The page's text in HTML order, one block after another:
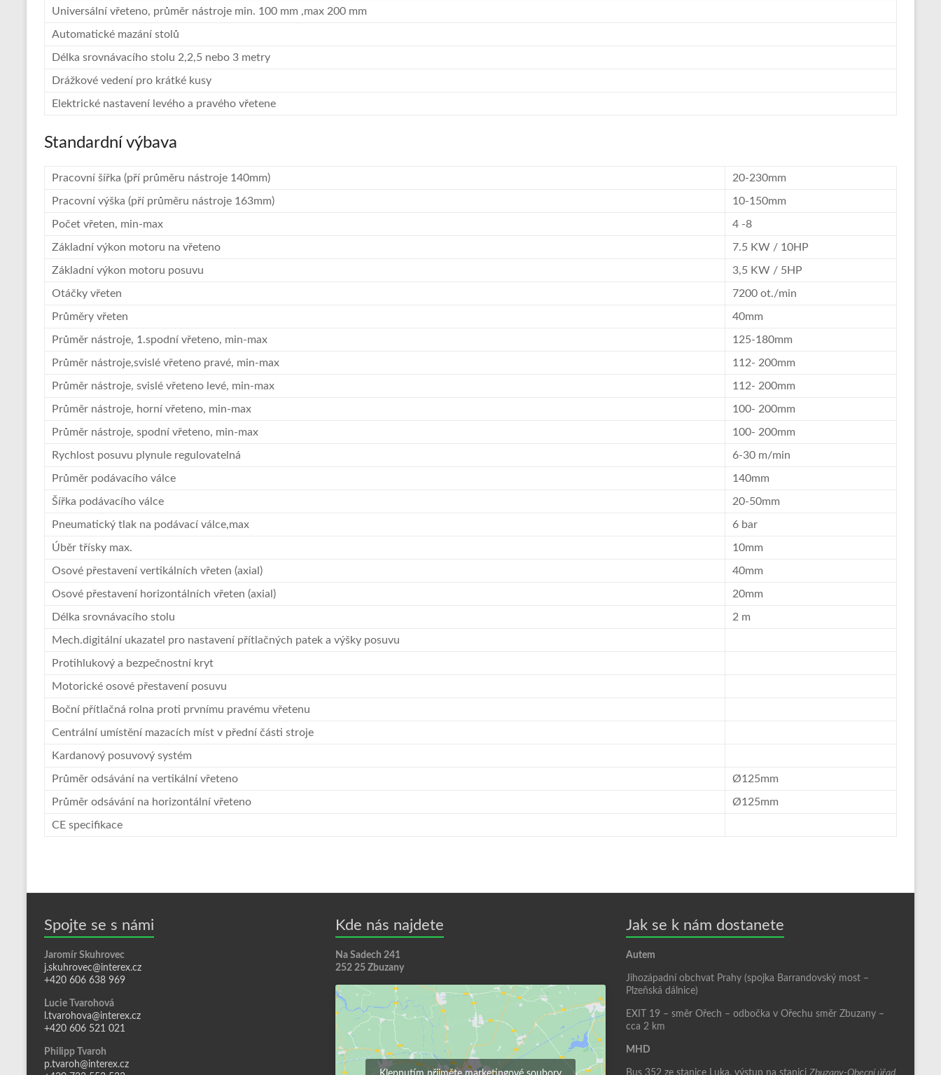
Universální vřeteno, průměr nástroje min. 100 mm ,max 200 mm
Automatické mazání stolů
Délka srovnávacího stolu 2,2,5 nebo 3 metry
Drážkové vedení pro krátké kusy
Elektrické nastavení levého a pravého vřetene
Standardní výbava
Pracovní šířka (pří průměru nástroje 140mm) 20-230mm
Pracovní výška (pří průměru nástroje 163mm) 10-150mm
Počet vřeten, min-max 4 -8
Základní výkon motoru na vřeteno 7.5 KW / 10HP
Základní výkon motoru posuvu 3,5 KW / 5HP
Otáčky vřeten 7200 ot./min
Průměry vřeten 40mm
Průměr nástroje, 1.spodní vřeteno, min-max 125-180mm
Průměr nástroje,svislé vřeteno pravé, min-max 112- 200mm
Průměr nástroje, svislé vřeteno levé, min-max 112- 200mm
Průměr nástroje, horní vřeteno, min-max 100- 200mm
Průměr nástroje, spodní vřeteno, min-max 100- 200mm
Rychlost posuvu plynule regulovatelná 6-30 m/min
Průměr podávacího válce 140mm
Šířka podávacího válce 20-50mm
Pneumatický tlak na podávací válce,max 6 bar
Úběr třísky max. 10mm
Osové přestavení vertikálních vřeten (axial) 40mm
Osové přestavení horizontálních vřeten (axial) 20mm
Délka srovnávacího stolu 2 m
Mech.digitální ukazatel pro nastavení přítlačných patek a výšky posuvu
Protihlukový a bezpečnostní kryt
Motorické osové přestavení posuvu
Boční přítlačná rolna proti prvnímu pravému vřetenu
Centrální umístění mazacích míst v přední části stroje
Kardanový posuvový systém
Průměr odsávání na vertikální vřeteno Ø125mm
Průměr odsávání na horizontální vřeteno Ø125mm
CE specifikace
Spojte se s námi
Jaromír Skuhrovec
j.skuhrovec@interex.cz
+420 606 638 969
Lucie Tvarohová
l.tvarohova@interex.cz
+420 606 521 021
Philipp Tvaroh
p.tvaroh@interex.cz
Kde nás najdete
Na Sadech 241
252 25 Zbuzany
Jak se k nám dostanete
Autem
Jihozápadní obchvat Prahy (spojka Barrandovský most –
Plzeňská dálnice)
EXIT 19 – směr Ořech – odbočka v Ořechu směr Zbuzany –
cca 2 km
MHD
Bus 352 ze stanice Luka, výstup na staniciZbuzany-Obecní úřad